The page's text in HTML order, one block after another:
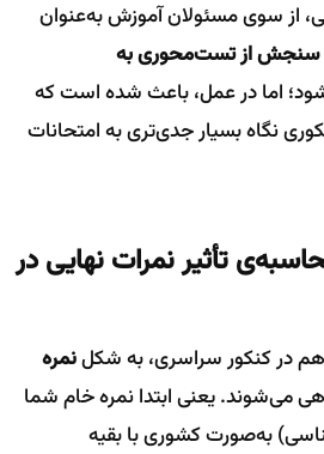
از سوی مسئولان آموزش به‌عنوان
سنجش از تست‌محوری به
اما در عمل، باعث شده است که
نگاه بسیار جدی‌تری به امتحانات
تأثیر نمرات نهایی در
در کنکور سراسری، به شکلنمره
می‌شوند. یعنی ابتدا نمره خام شما
زیست‌شناسی) به‌صورت کشوری با بقیه